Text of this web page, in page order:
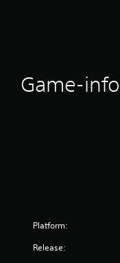
Game-
Platform:
Release: